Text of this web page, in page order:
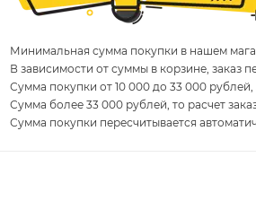
Минимальная сумма покупки в нашем
В зависимости от суммы в корзине, заказ
Сумма покупки от 10 000 до 33 000 рублей,
Сумма более 33 000 рублей, то расчет
Сумма покупки пересчитывается